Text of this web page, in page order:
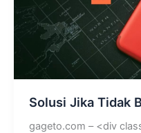
Solusi Jika Tidak
gageto.com – <div